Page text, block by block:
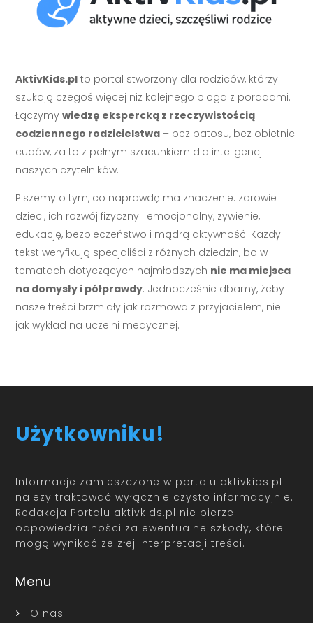
AktivKids.pl to portal stworzony dla rodziców, którzy
szukają czegoś więcej niż kolejnego bloga z poradami.
Łączymywiedzę ekspercką z rzeczywistością
codziennego rodzicielstwa – bez patosu, bez obietnic
cudów, za to z pełnym szacunkiem dla inteligencji
naszych czytelników.
Piszemy o tym, co naprawdę ma znaczenie: zdrowie
dzieci, ich rozwój fizyczny i emocjonalny, żywienie,
edukację, bezpieczeństwo i mądrą aktywność. Każdy
tekst weryfikują specjaliści z różnych dziedzin, bo w
tematach dotyczących najmłodszych nie ma miejsca
na domysły i półprawdy. Jednocześnie dbamy, żeby
nasze treści brzmiały jak rozmowa z przyjacielem, nie
jak wykład na uczelni medycznej.
Użytkowniku!
Informacje zamieszczone w portalu aktivkids.pl
należy traktować wyłącznie czysto informacyjnie.
Redakcja Portalu aktivkids.pl nie bierze
odpowiedzialności za ewentualne szkody, które
mogą wynikać ze złej interpretacji treści.
Menu
O nas